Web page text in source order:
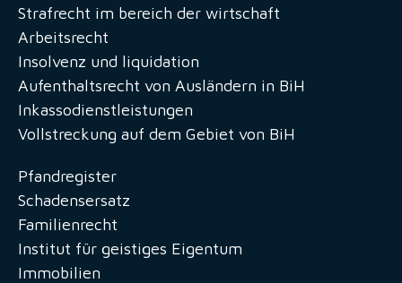
Strafrecht im bereich der wirtschaft
Arbeitsrecht
Insolvenz und liquidation
Aufenthaltsrecht von Ausländern in BiH
Inkassodienstleistungen
Vollstreckung auf dem Gebiet von BiH
Pfandregister
Schadensersatz
Familienrecht
Institut für geistiges Eigentum
Immobilien